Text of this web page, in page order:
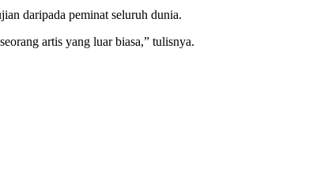
daripada peminat seluruh dunia.
artis yang luar biasa,” tulisnya.